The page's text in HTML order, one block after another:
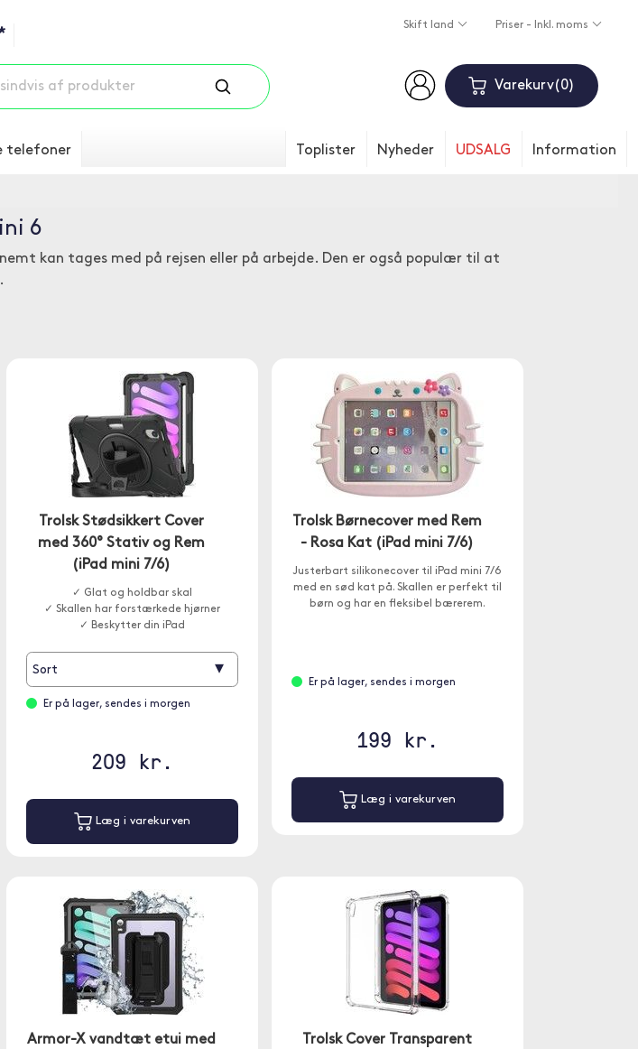
Skift land Priser - Inkl. moms
Varekurv 0
telefoner Toplister Nyheder UDSALG Information
6
kan tages med på rejsen eller på arbejde. Den er også populær til at
Trolsk Stødsikkert Cover
med 360° Stativ og Rem
(iPad mini 7/6)
✓ Glat og holdbar skal
✓ Skallen har forstærkede hjørner
✓ Beskytter din iPad
Sort ▾
Er på lager, sendes i morgen
209 kr.
Læg i varekurven
Trolsk Børnecover med Rem
- Rosa Kat (iPad mini 7/6)
Justerbart silikonecover til iPad mini 7/6
med en sød kat på. Skallen er perfekt til
børn og har en fleksibel bærerem.
Er på lager, sendes i morgen
199 kr.
Læg i varekurven
Armor-X vandtæt etui med
Trolsk Cover Transparent